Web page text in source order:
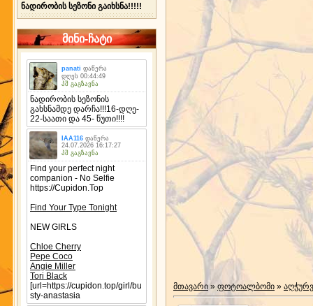
ნადირობის სეზონი გაიხსნა!!!!!
მინი-ჩატი
მთავარი » ფოტოალბომი »